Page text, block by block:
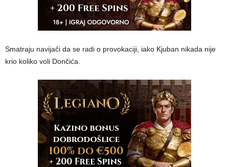
Smatraju navijači da se radi o provokaciji, iako Kjuban nikada nije
krio koliko voli Dončića.